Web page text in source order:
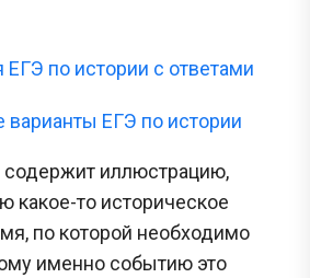
ЕГЭ по истории с ответами
ЕГЭ по истории
иллюстрацию,
какое-то историческое
по которой необходимо
именно событию это